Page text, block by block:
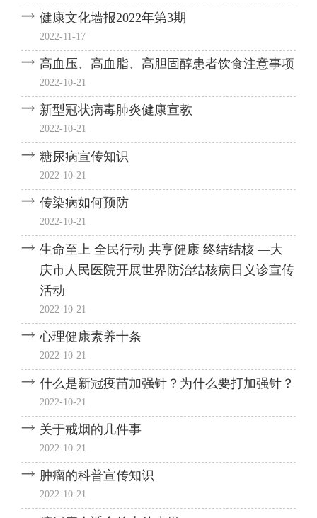
健康文化墙报2022年第3期
2022-11-17
高血压、高血脂、高胆固醇患者饮食注意事项
2022-10-21
新型冠状病毒肺炎健康宣教
2022-10-21
糖尿病宣传知识
2022-10-21
传染病如何预防
2022-10-21
生命至上 全民行动 共享健康 终结结核 —大
庆市人民医院开展世界防治结核病日义诊宣传
活动
2022-10-21
心理健康素养十条
2022-10-21
什么是新冠疫苗加强针？为什么要打加强针？
2022-10-21
关于戒烟的几件事
2022-10-21
肿瘤的科普宣传知识
2022-10-21